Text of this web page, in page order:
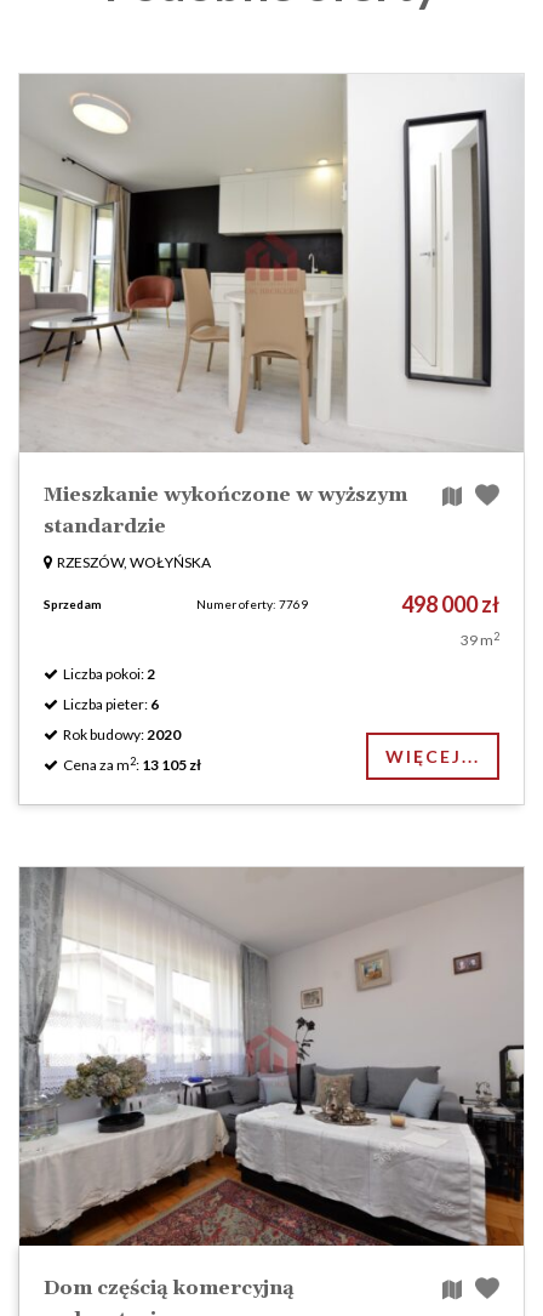
Mieszkanie wykończone w wyższym
standardzie
RZESZÓW, WOŁYŃSKA
Sprzedam Numer oferty: 7769 498 000 zł
39 m2
Liczba pokoi:2
Liczba pieter: 6
Rok budowy:2020
Cena za m2: 13 105 zł WIĘCEJ...
Dom częścią komercyjną